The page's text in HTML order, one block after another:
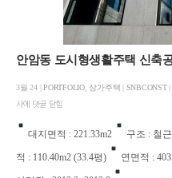
안암동 도시형생활주택 신축
3월 24 | PORTFOLIO, 상가주택 SNBCONST|
사에 댓글 닫힘
대지면적 : 221.33m2 구조 : 철
적 : 110.40m2 (33.4평) 연면적 :